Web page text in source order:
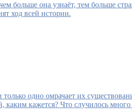
больше она узнаёт, тем больше
ход всей истории.
одно омрачает их
кажется? Что случилось много